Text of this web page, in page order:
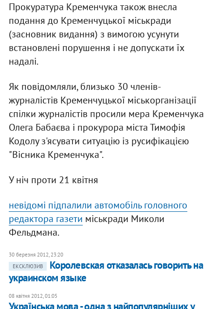
Прокуратура Кременчука також внесла
подання до Кременчуцької міськради
(засновник видання) з вимогою усунути
встановлені порушення і не допускати їх
надалі.
Як повідомляли, близько 30 членів-
журналістів Кременчуцької міськорганізації
спілки журналістів просили мера Кременчука
Олега Бабаєва і прокурора міста Тимофія
Кодолу з'ясувати ситуацію із русифікацією
"Вісника Кременчука".
У ніч проти 21 квітня
невідомі підпалили автомобіль головного
редактора газети міськради Миколи
Фельдмана.
30 березня 2012, 23:20
ЕКСКЛЮЗИВ
Королевская отказалась говорить на
украинском языке
08 квітня 2012, 01:05